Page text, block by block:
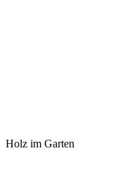
Holz im Garten